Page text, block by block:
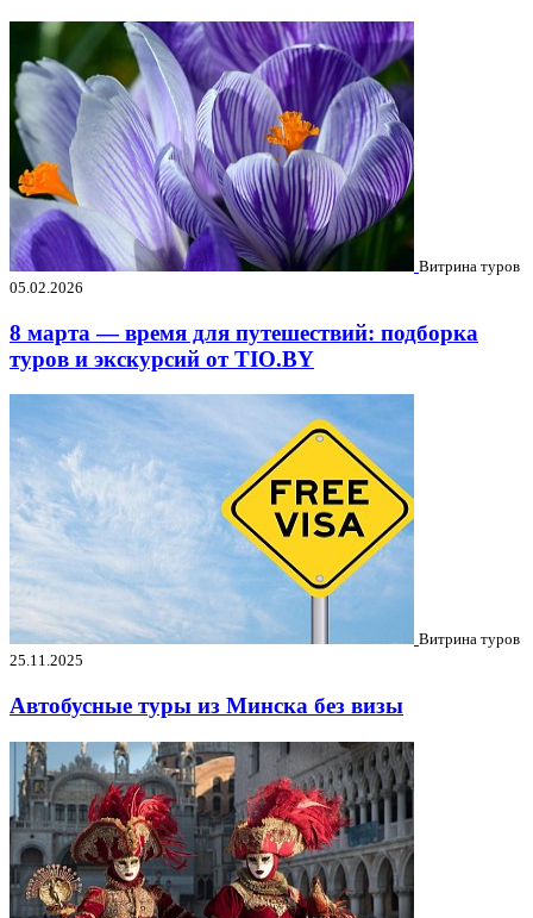
Витрина туров
05.02.2026
8 марта — время для путешествий: подборка
туров и экскурсий от TIO.BY
Витрина туров
25.11.2025
Автобусные туры из Минска без визы